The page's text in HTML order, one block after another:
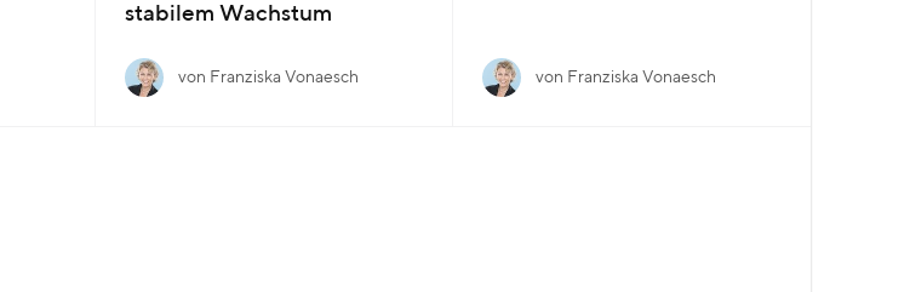
stabilem Wachstum
von Franziska Vonaesch von Franziska Vonaesch